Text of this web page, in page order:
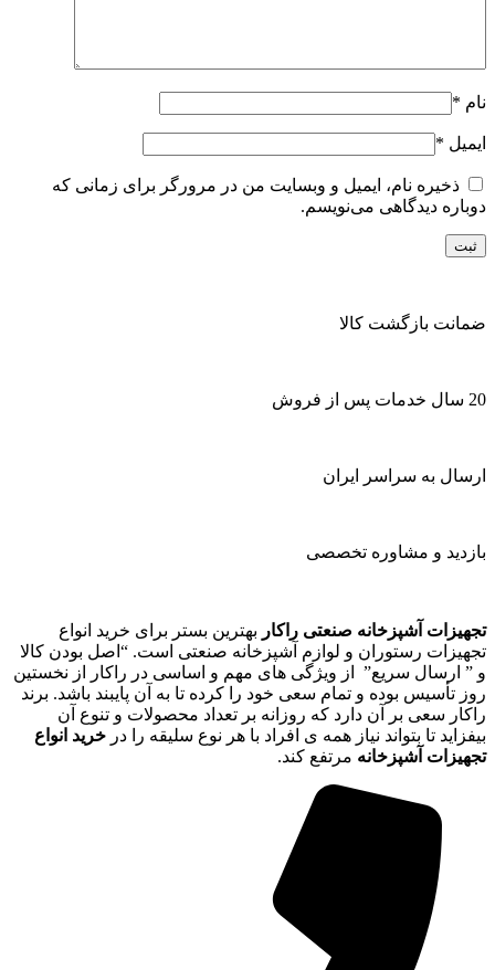
نام *
ایمیل *
ذخیره نام، ایمیل و وبسایت من در مرورگر برای زمانی که
دوباره دیدگاهی می‌نویسم.
ضمانت بازگشت کالا
20 سال خدمات پس از فروش
ارسال به سراسر ایران
بازدید و مشاوره تخصصی
تجهیزات آشپزخانه صنعتی راکار بهترین بستر برای خرید انواع
تجهیزات رستوران و لوازم آشپزخانه صنعتی است. “اصل بودن کالا
و ” ارسال سریع” از ویژگی های مهم و اساسی در راکار از نخستین
روز تأسیس بوده و تمام سعی خود را کرده تا به آن پایبند باشد. برند
راکار سعی بر آن دارد که روزانه بر تعداد محصولات و تنوع آن
بیفزاید تا بتواند نیاز همه ی افراد با هر نوع سلیقه را در خرید انواع
تجهیزات آشپزخانه مرتفع کند.